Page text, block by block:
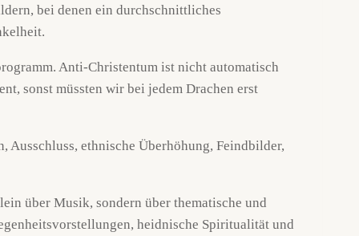
bei denen ein durchschnittliches
Anti-Christentum ist nicht automatisch
sonst müssten wir bei jedem Drachen erst
ethnische Überhöhung, Feindbilder,
über Musik, sondern über thematische und
heidnische Spiritualität und